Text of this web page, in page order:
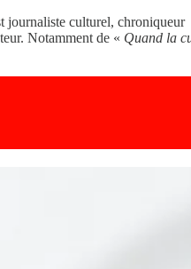
journaliste culturel, chroniqueur
Notamment de « Quand la